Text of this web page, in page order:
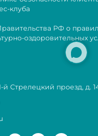
клуба
РФ о
оздоровительных
й Стрелецкий проезд, д.